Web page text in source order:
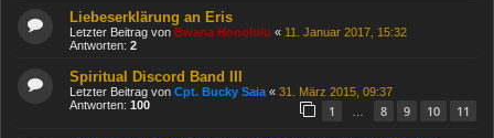
Liebeserklärung an Eris
Letzter Beitrag von Bwana Honolulu « 11. Januar 2017, 15:32
Antworten: 2
Spiritual Discord Band III
Letzter Beitrag von Cpt. Bucky Saia « 31. März 2015, 09:37
Antworten: 100 1 8 9 10 11